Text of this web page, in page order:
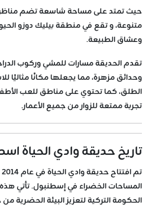
حيث تمتد على مساحة شاسعة تضم مناظر
متنوعة، و تقع في منطقة بيليك دوزو
وعشاق الطبيعة.
تقدم الحديقة مسارات للمشي وركوب
وحدائق مزهرة، مما يجعلها مكانًا مثاليًا
الطلق، كما تحتوي على مناطق للعب
تجربة ممتعة للزوار من جميع الأعمار.
تاريخ حديقة وادي الحياة
تم افتتاححديقة وادي الحياةفي عام2014
المساحات الخضراء في إسطنبول. تأتي
الحكومة التركية لتعزيز البيئة الحضرية